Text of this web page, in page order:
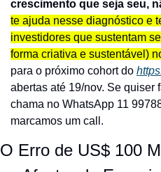
crescimento que seja seu,
te ajuda nesse diagnóstico e
investidores que sustentam
forma criativa e sustentável)
para o próximo cohort do
abertas até 19/nov. Se quiser
chama no WhatsApp 11
marcamos um call.
O Erro de US$ 100